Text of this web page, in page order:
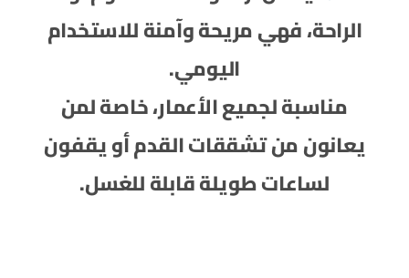
الراحة، فهي مريحة وآمنة للاستخدام
اليومي.
مناسبة لجميع الأعمار، خاصة لمن
يعانون من تشققات القدم أو يقفون
لساعات طويلة قابلة للغسل.